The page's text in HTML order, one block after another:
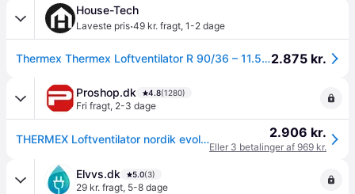
House-Tech
Laveste pris·49 kr. fragt, 1-2 dage
Thermex Thermex Loftventilator R 90/36 – 11.592 m3/t for store rum 1 STK2.875 kr.
Proshop.dk 4.8(1280)
Fri fragt, 2-3 dage
THERMEX Loftventilator nordik evolution 90 2.906 kr.
Eller 3 betalinger af 969 kr.
Elvvs.dk 5.0(3)
29 kr. fragt, 5-8 dage